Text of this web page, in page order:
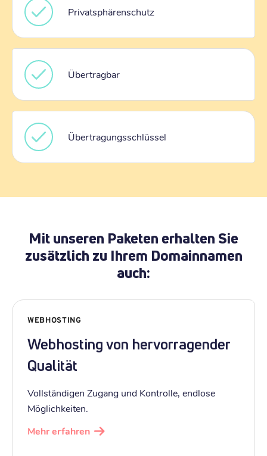
Privatsphärenschutz
Übertragbar
Übertragungsschlüssel
Mit unseren Paketen erhalten Sie
zusätzlich zu Ihrem Domainnamen
auch:
WEBHOSTING
Webhosting von hervorragender
Qualität
Vollständigen Zugang und Kontrolle, endlose
Möglichkeiten.
Mehr erfahren